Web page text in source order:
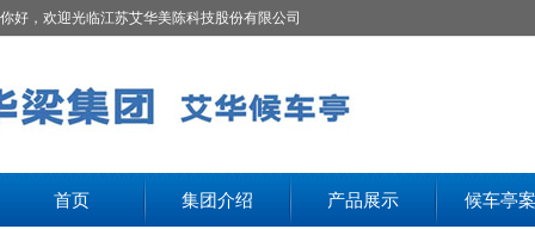
你好，欢迎光临江苏艾华美陈科技股份有限公司
首页 集团介绍 产品展示 候车亭